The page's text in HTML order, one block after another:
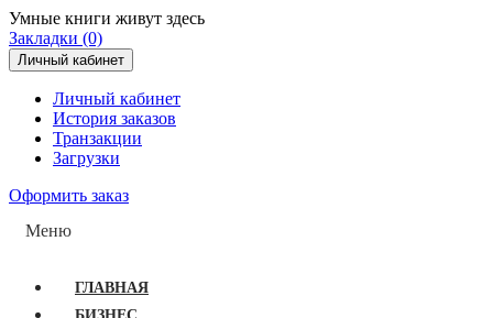
Умные книги живут здесь
Закладки (0)
Личный кабинет
Личный кабинет
История заказов
Транзакции
Загрузки
Оформить заказ
Меню
ГЛАВНАЯ